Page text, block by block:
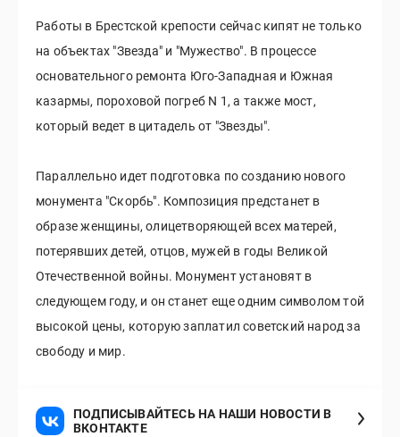
Работы в Брестской крепости сейчас кипят не только
на объектах "Звезда" и "Мужество". В процессе
основательного ремонта Юго-Западная и Южная
казармы, пороховой погреб N 1, а также мост,
который ведет в цитадель от "Звезды".
Параллельно идет подготовка по созданию нового
монумента "Скорбь". Композиция предстанет в
образе женщины, олицетворяющей всех матерей,
потерявших детей, отцов, мужей в годы Великой
Отечественной войны. Монумент установят в
следующем году, и он станет еще одним символом той
высокой цены, которую заплатил советский народ за
свободу и мир.
ПОДПИСЫВАЙТЕСЬ НА НАШИ НОВОСТИ В
ВКОНТАКТЕ